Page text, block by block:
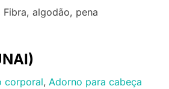
Fibra, algodão, pena
corporal Adorno para cabeça